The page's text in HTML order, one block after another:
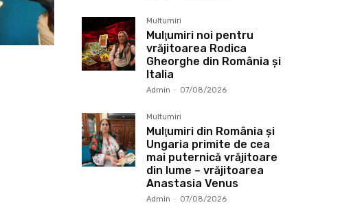
Multumiri
Mulţumiri noi pentru
vrăjitoarea Rodica
Gheorghe din România și
Italia
Admin - 07/08/2026
Multumiri
Mulţumiri din România și
Ungaria primite de cea
mai puternică vrăjitoare
din lume – vrăjitoarea
Anastasia Venus
Admin - 07/08/2026